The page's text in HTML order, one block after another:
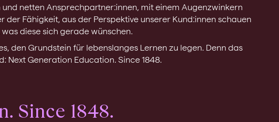
netten Ansprechpartner:innen, mit einem Augenzwinkern
der Fähigkeit, aus der Perspektive unserer Kund:innen schauen
diese sich gerade wünschen.
den Grundstein für lebenslanges Lernen zu legen. Denn das
Next Generation Education. Since 1848.
Since 1848.